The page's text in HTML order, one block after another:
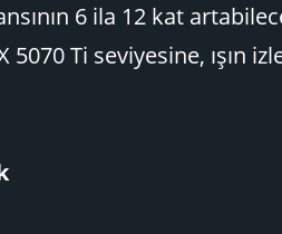
6 ila 12 kat
5070 Ti seviyesine, ışın